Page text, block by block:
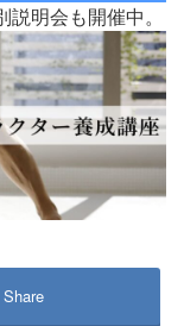
明会も開催中。
Share